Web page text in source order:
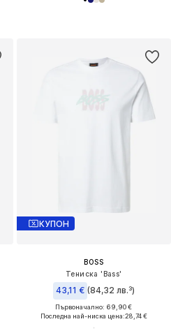
КУПОН
BOSS
Тениска 'Bass'
43,11 € (84,32 лв.³)
Първоначално: 69,90 €
Последна най-ниска цена:28,74 €